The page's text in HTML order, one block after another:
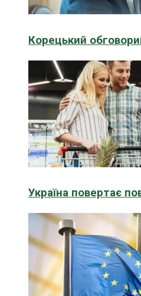
Корецький
Україна повертає